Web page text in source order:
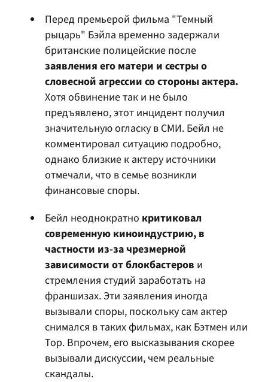
Перед премьерой фильма "Темный
рыцарь" Бэйла временно задержали
британские полицейские после
заявления его матери и сестры о
словесной агрессии со стороны актера.
Хотя обвинение так и не было
предъявлено, этот инцидент получил
значительную огласку в СМИ. Бейл не
комментировал ситуацию подробно,
однако близкие к актеру источники
отмечали, что в семье возникли
финансовые споры.
Бейл неоднократно критиковал
современную киноиндустрию, в
частности из-за чрезмерной
зависимости от блокбастеров и
стремления студий заработать на
франшизах. Эти заявления иногда
вызывали споры, поскольку сам актер
снимался в таких фильмах, как Бэтмен или
Тор. Впрочем, его высказывания скорее
вызывали дискуссии, чем реальные
скандалы.